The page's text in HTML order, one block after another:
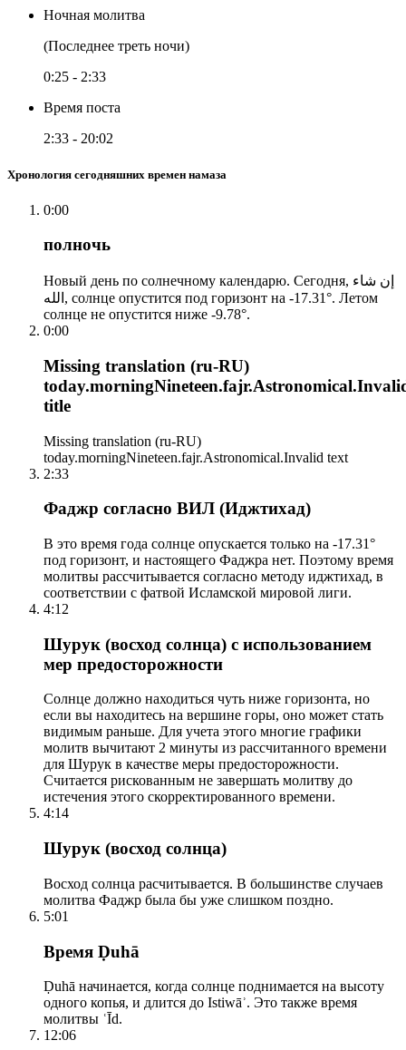
Ночная молитва
(Последнее треть ночи)
0:25 - 2:33
Время поста
2:33 - 20:02
Хронология сегодняшних времен намаза
0:00
полночь
Новый день по солнечному календарю. Сегодня, إن شاء
الله, солнце опустится под горизонт на -17.31°. Летом
солнце не опустится ниже -9.78°.
0:00
Missing translation (ru-RU)
title
Missing translation (ru-RU)
today.morningNineteen.fajr.Astronomical.Invalid text
2:33
Фаджр согласно ВИЛ (Иджтихад)
В это время года солнце опускается только на -17.31°
под горизонт, и настоящего Фаджра нет. Поэтому время
молитвы рассчитывается согласно методу иджтихад, в
соответствии с фатвой Исламской мировой лиги.
4:12
Шурук (восход солнца) с использованием
мер предосторожности
Солнце должно находиться чуть ниже горизонта, но
если вы находитесь на вершине горы, оно может стать
видимым раньше. Для учета этого многие графики
молитв вычитают 2 минуты из рассчитанного времени
для Шурук в качестве меры предосторожности.
Считается рискованным не завершать молитву до
истечения этого скорректированного времени.
4:14
Шурук (восход солнца)
Восход солнца расчитывается. В большинстве случаев
молитва Фаджр была бы уже слишком поздно.
5:01
Время Ḍuhā
Ḍuhā начинается, когда солнце поднимается на высоту
одного копья, и длится до Istiwāʾ. Это также время
молитвы ʿĪd.
12:06